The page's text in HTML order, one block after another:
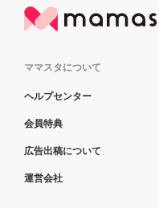
ママスタについて
ヘルプセンター
会員特典
広告出稿について
運営会社